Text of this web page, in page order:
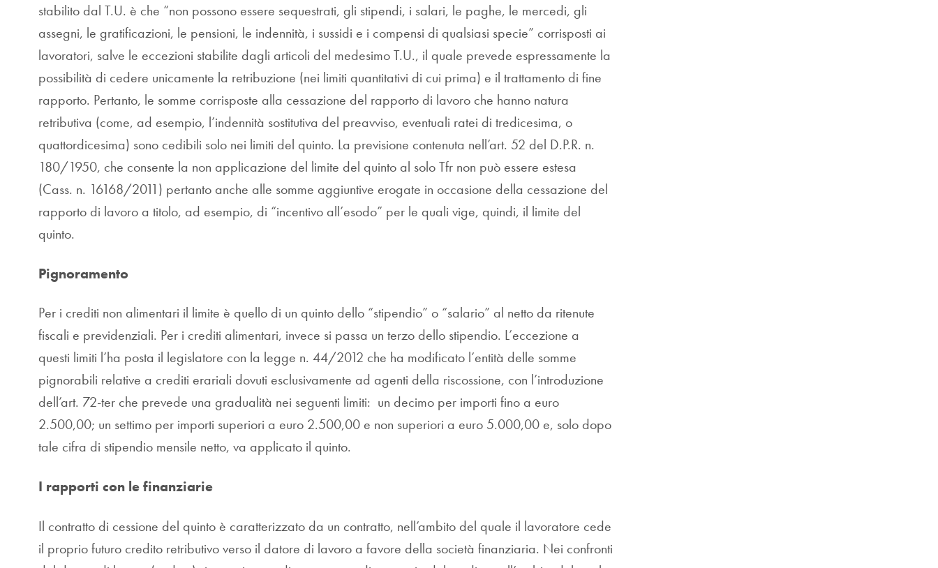
stabilito dal T.U. è che “non possono essere sequestrati, gli stipendi, i salari, le paghe, le mercedi, gli
assegni, le gratificazioni, le pensioni, le indennità, i sussidi e i compensi di qualsiasi specie” corrisposti ai
lavoratori, salve le eccezioni stabilite dagli articoli del medesimo T.U., il quale prevede espressamente la
possibilità di cedere unicamente la retribuzione (nei limiti quantitativi di cui prima) e il trattamento di fine
rapporto. Pertanto, le somme corrisposte alla cessazione del rapporto di lavoro che hanno natura
retributiva (come, ad esempio, l’indennità sostitutiva del preavviso, eventuali ratei di tredicesima, o
quattordicesima) sono cedibili solo nei limiti del quinto. La previsione contenuta nell’art. 52 del D.P.R. n.
180/1950, che consente la non applicazione del limite del quinto al solo Tfr non può essere estesa
(Cass. n. 16168/2011) pertanto anche alle somme aggiuntive erogate in occasione della cessazione del
rapporto di lavoro a titolo, ad esempio, di “incentivo all’esodo” per le quali vige, quindi, il limite del
quinto.
Pignoramento
Per i crediti non alimentari il limite è quello di un quinto dello “stipendio” o “salario” al netto da ritenute
fiscali e previdenziali. Per i crediti alimentari, invece si passa un terzo dello stipendio. L’eccezione a
questi limiti l’ha posta il legislatore con la legge n. 44/2012 che ha modificato l’entità delle somme
pignorabili relative a crediti erariali dovuti esclusivamente ad agenti della riscossione, con l’introduzione
dell’art. 72-ter che prevede una gradualità nei seguenti limiti: un decimo per importi fino a euro
2.500,00; un settimo per importi superiori a euro 2.500,00 e non superiori a euro 5.000,00 e, solo dopo
tale cifra di stipendio mensile netto, va applicato il quinto.
I rapporti con le finanziarie
Il contratto di cessione del quinto è caratterizzato da un contratto, nell’ambito del quale il lavoratore cede
il proprio futuro credito retributivo verso il datore di lavoro a favore della società finanziaria. Nei confronti